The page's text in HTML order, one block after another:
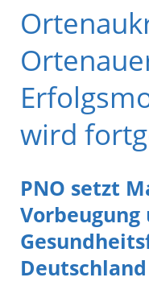
wird
PNO setzt
Vorbeugung
Deutschland